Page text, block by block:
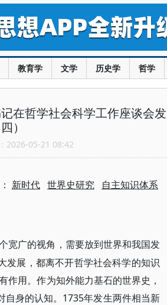
教育学 文学 历史学 哲学
在哲学社会科学工作座谈会发
）
2026-05-21 08:42
新时代 世界史研究 自主知识体系
宽广的视角，需要放到世界和我国发
发展，都离不开哲学社会科学的知识
作用。作为知外能力基石的世界史，
身的认知。1735年发生两件相当新